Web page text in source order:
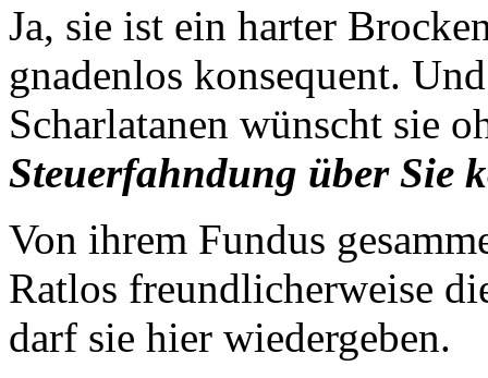
Ja, sie ist ein harter
gnadenlos konsequent.
Scharlatanen wünscht sie
Steuerfahndung über Sie
Von ihrem Fundus
Ratlos freundlicherweise
darf sie hier wiedergeben.